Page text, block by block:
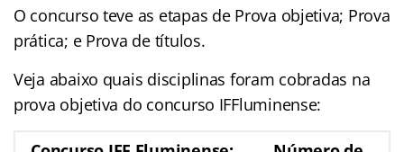
O concurso teve as etapas de Prova objetiva; Prova
prática; e Prova de títulos.
Veja abaixo quais disciplinas foram cobradas na
prova objetiva do concurso IFFluminense: